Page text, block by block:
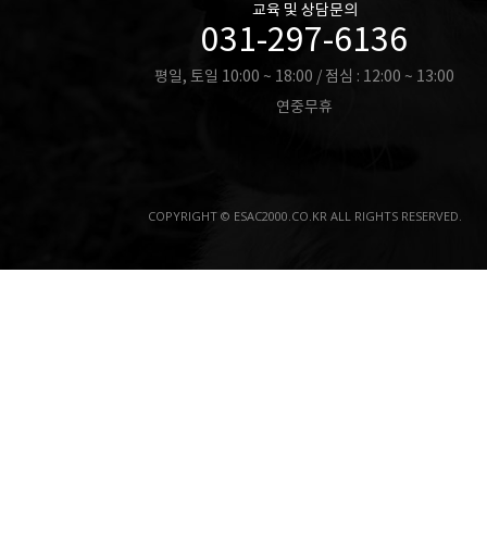
교육 및 상담문의
031-297-6136
평일, 토일 10:00 ~ 18:00 / 점심 : 12:00 ~ 13:00
연중무휴
COPYRIGHT © ESAC2000.CO.KR ALL RIGHTS RESERVED.